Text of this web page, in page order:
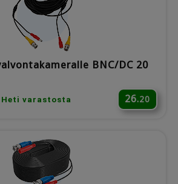
BNC/DC 20
varastosta 26.20